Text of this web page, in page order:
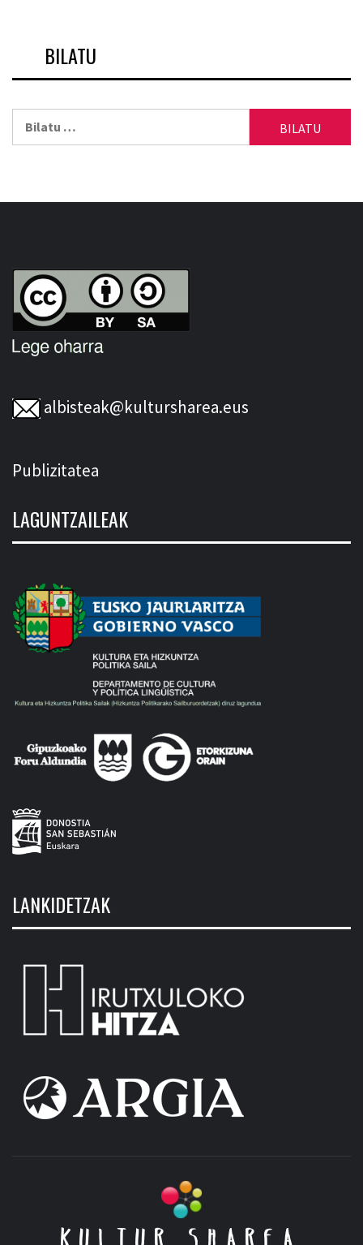
BILATU
albisteak@kultursharea.eus
Publizitatea
LAGUNTZAILEAK
LANKIDETZAK